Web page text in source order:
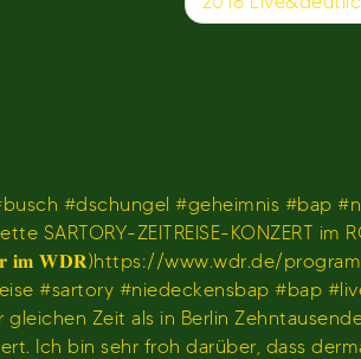
#dschungel #geheimnis #bap
SARTORY-ZEITREISE-KONZERT
𝐢𝐦 𝐖𝐃𝐑)https://www.wdr.de/
#sartory #niedeckensbap #bap
gleichen Zeit als in Berlin
Ich bin sehr froh darüber, dass